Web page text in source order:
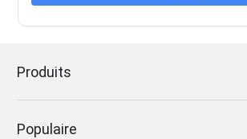
Produits
Populaire